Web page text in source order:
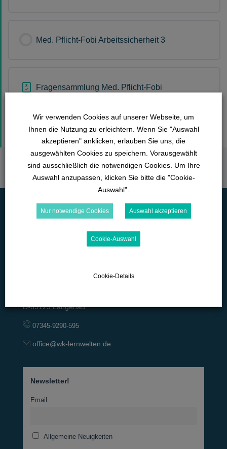
Med. Pflicht-Fobi Arbeitssicherheit 3
Fragensammlung Med. Pflicht-Fobi
D-89129 Langenau
07345-9290-595
office@wk-lernwelten.de
Newsletter!
Email
Allgemeine Neuigkeiten
Wir verwenden Cookies auf unserer Webseite, um
Ihnen die Nutzung zu erleichtern. Wenn Sie "Auswahl
akzeptieren" anklicken, erlauben Sie uns, die
ausgewählten Cookies zu speichern. Vorausgewählt
sind ausschließlich die notwendigen Cookies. Um Ihre
Auswahl anzupassen, klicken Sie bitte die "Cookie-
Auswahl".
Nur notwendige Cookies Auswahl akzeptieren
Cookie-Auswahl
Cookie-Details